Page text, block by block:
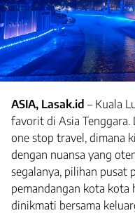
ASIA, Lasak.id – Kuala
favorit di Asia
one stop travel, dimana
dengan nuansa yang
segalanya, pilihan pusat
pemandangan kota
dinikmati bersama